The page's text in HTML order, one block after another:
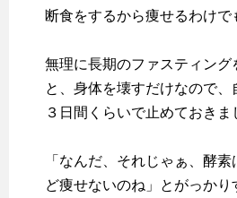
断食をするから痩せるわけで
無理に長期のファスティング
と、身体を壊すだけなので、
３日間くらいで止めておきま
「なんだ、それじゃぁ、酵
ど痩せないのね」とがっかり